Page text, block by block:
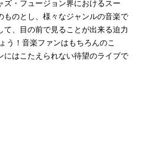
ズ・フュージョン界におけるスー
ものとし、様々なジャンルの音楽で
て、目の前で見ることが出来る迫力
う！音楽ファンはもちろんのこ
にはこたえられない待望のライブで